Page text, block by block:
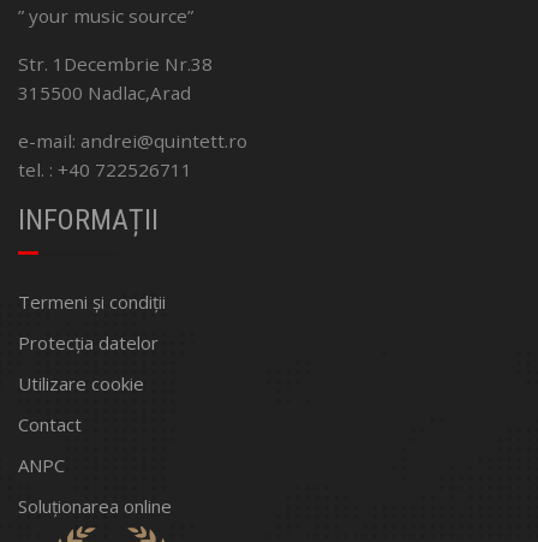
” your music source”
Str. 1Decembrie Nr.38
315500 Nadlac,Arad
e-mail: andrei@quintett.ro
tel. : +40 722526711
INFORMAȚII
Termeni și condiții
Protecția datelor
Utilizare cookie
Contact
ANPC
Soluționarea online